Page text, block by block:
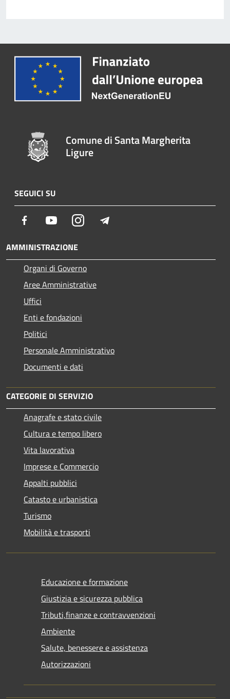
Comune di Santa Margherita
Ligure
SEGUICI SU
Facebook YoutubeInstagram
AMMINISTRAZIONE
Organi di Governo
Aree Amministrative
Uffici
Enti e fondazioni
Politici
Personale Amministrativo
Documenti e dati
CATEGORIE DI SERVIZIO
Anagrafe e stato civile
Cultura e tempo libero
Vita lavorativa
Imprese e Commercio
Appalti pubblici
Catasto e urbanistica
Turismo
Mobilità e trasporti
Educazione e formazione
Giustizia e sicurezza pubblica
Tributi,finanze e contravvenzioni
Ambiente
Salute, benessere e assistenza
Autorizzazioni